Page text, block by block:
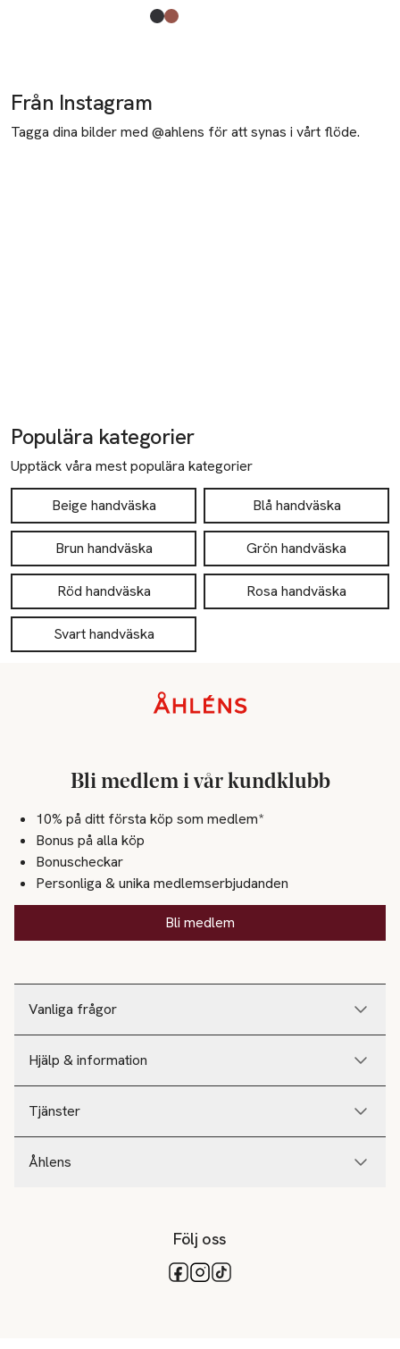
Produkten finns i färgerna:
Black
Caramel
Från Instagram
Tagga dina bilder med @ahlens för att synas i vårt flöde.
Populära kategorier
Upptäck våra mest populära kategorier
Beige handväska Blå handväska
Brun handväska Grön handväska
Röd handväska Rosa handväska
Svart handväska
Vanliga frågor
Hjälp & information
Tjänster
Åhlens
Bli medlem i vår kundklubb
10% på ditt första köp som medlem*
Bonus på alla köp
Bonuscheckar
Personliga & unika medlemserbjudanden
Bli medlem
Följ oss